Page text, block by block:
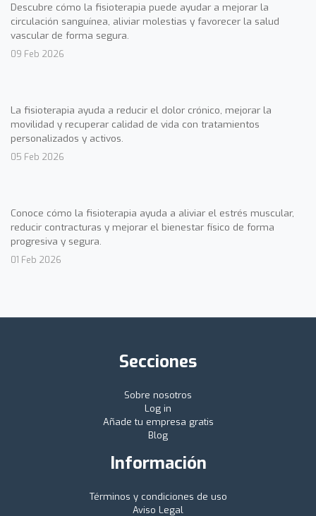
Descubre cómo la fisioterapia puede ayudar a mejorar la
circulación sanguínea, aliviar molestias y favorecer la salud
vascular de forma segura.
09 Feb 2026
La fisioterapia ayuda a reducir el dolor crónico, mejorar la
movilidad y recuperar calidad de vida con tratamientos
personalizados y activos.
05 Feb 2026
Conoce cómo la fisioterapia ayuda a aliviar el estrés muscular,
reducir contracturas y mejorar el bienestar físico de forma
progresiva y segura.
01 Feb 2026
Secciones
Sobre nosotros
Log in
Añade tu empresa gratis
Blog
Información
Términos y condiciones de uso
Aviso Legal